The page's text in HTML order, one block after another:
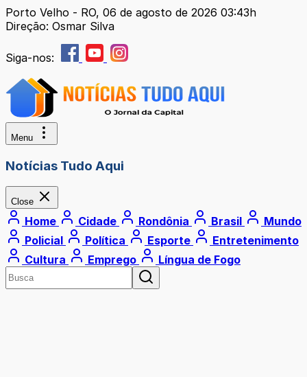
Porto Velho - RO, 06 de agosto de 2026 03:43h
Direção: Osmar Silva
Siga-nos:
Menu
Notícias Tudo Aqui
Close
Home Cidade Rondônia Brasil
Mundo
Policial
Política Esporte
Entretenimento
Cultura
Emprego Língua de Fogo